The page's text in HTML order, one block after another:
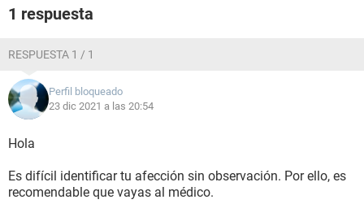
1 respuesta
RESPUESTA 1 / 1
Perfil bloqueado
23 dic 2021 a las 20:54
Hola
Es difícil identificar tu afección sin observación. Por ello, es
recomendable que vayas al médico.